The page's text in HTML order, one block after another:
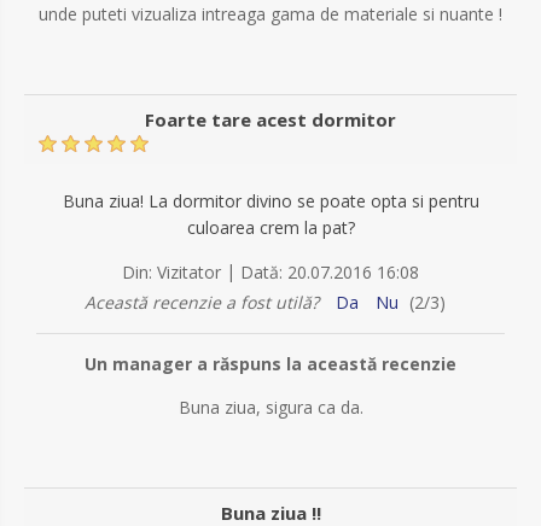
unde puteti vizualiza intreaga gama de materiale si nuante !
Foarte tare acest dormitor
Buna ziua! La dormitor divino se poate opta si pentru
culoarea crem la pat?
Din: Vizitator | Dată: 20.07.2016 16:08
Această recenzie a fost utilă?
Da Nu (2/3)
Un manager a răspuns la această recenzie
Buna ziua, sigura ca da.
Buna ziua !!